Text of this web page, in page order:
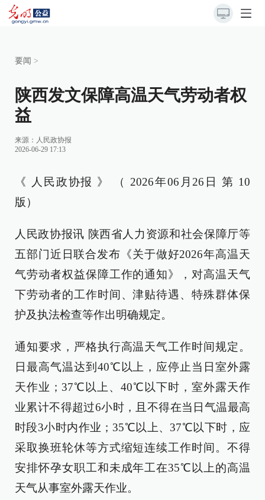
要闻 >
陕西发文保障高温天气劳动者权
益
来源： 人民政协报
2026-06-29 17:13
《 人民政协报 》 （ 2026年06月26日 第 10
版）
人民政协报讯 陕西省人力资源和社会保障厅等
五部门近日联合发布《关于做好2026年高温天
气劳动者权益保障工作的通知》，对高温天气
下劳动者的工作时间、津贴待遇、特殊群体保
护及执法检查等作出明确规定。
通知要求，严格执行高温天气工作时间规定。
日最高气温达到40℃以上，应停止当日室外露
天作业；37℃以上、40℃以下时，室外露天作
业累计不得超过6小时，且不得在当日气温最高
时段3小时内作业；35℃以上、37℃以下时，应
采取换班轮休等方式缩短连续工作时间。不得
安排怀孕女职工和未成年工在35℃以上的高温
天气从事室外露天作业。